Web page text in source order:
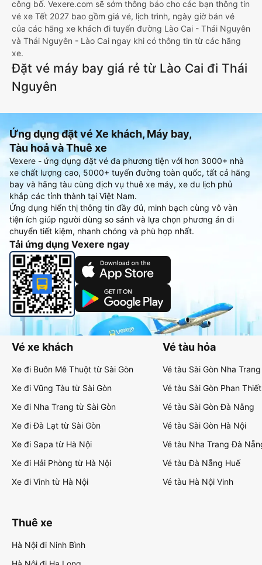
công bố. Vexere.com sẽ sớm thông báo cho các bạn thông tin
vé xe Tết 2027 bao gồm giá vé, lịch trình, ngày giờ bán vé
của các hãng xe khách đi tuyến đường Lào Cai - Thái Nguyên
và Thái Nguyên - Lào Cai ngay khi có thông tin từ các hãng
xe.
Đặt vé máy bay giá rẻ từ Lào Cai đi Thái
Nguyên
Ứng dụng đặt vé Xe khách, Máy bay,
Tàu hoả và Thuê xe
Vexere - ứng dụng đặt vé đa phương tiện với hơn 3000+ nhà
xe chất lượng cao, 5000+ tuyến đường toàn quốc, tất cả hãng
bay và hãng tàu cùng dịch vụ thuê xe máy, xe du lịch phủ
khắp các tỉnh thành tại Việt Nam.
Ứng dụng hiển thị thông tin đầy đủ, minh bạch cùng vô vàn
tiện ích giúp người dùng so sánh và lựa chọn phương án di
chuyển tiết kiệm, nhanh chóng và phù hợp nhất.
Tải ứng dụng Vexere ngay
Vé xe khách
Xe đi Buôn Mê Thuột từ Sài Gòn
Xe đi Vũng Tàu từ Sài Gòn
Xe đi Nha Trang từ Sài Gòn
Xe đi Đà Lạt từ Sài Gòn
Xe đi Sapa từ Hà Nội
Xe đi Hải Phòng từ Hà Nội
Xe đi Vinh từ Hà Nội
Vé tàu hỏa
Vé tàu Sài Gòn Nha Trang
Vé tàu Sài Gòn Phan Thiết
Vé tàu Sài Gòn Đà Nẵng
Vé tàu Sài Gòn Hà Nội
Vé tàu Nha Trang Đà
Vé tàu Đà Nẵng Huế
Vé tàu Hà Nội Vinh
Thuê xe
Hà Nội đi Ninh Bình